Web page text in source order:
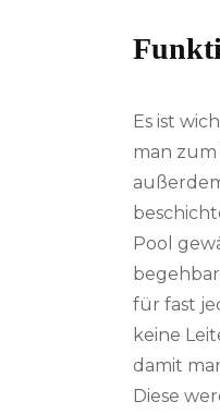
Es ist
man
Pool
für fast
keine
damit
Diese